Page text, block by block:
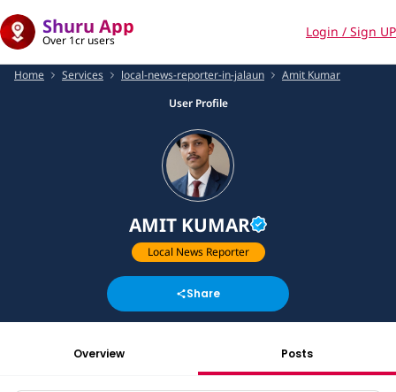
Shuru App
Over 1cr users
Login / Sign UP
Home Services local-news-reporter-in-jalaun
Amit Kumar
User Profile
AMIT KUMAR
Local News Reporter
Share
Overview Posts